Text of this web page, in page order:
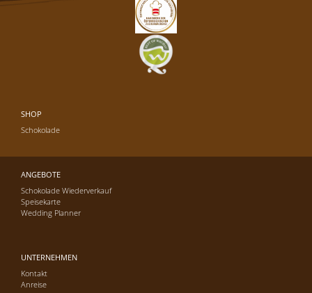
SHOP
Schokolade
ANGEBOTE
Schokolade Wiederverkauf
Speisekarte
Wedding Planner
UNTERNEHMEN
Kontakt
Anreise